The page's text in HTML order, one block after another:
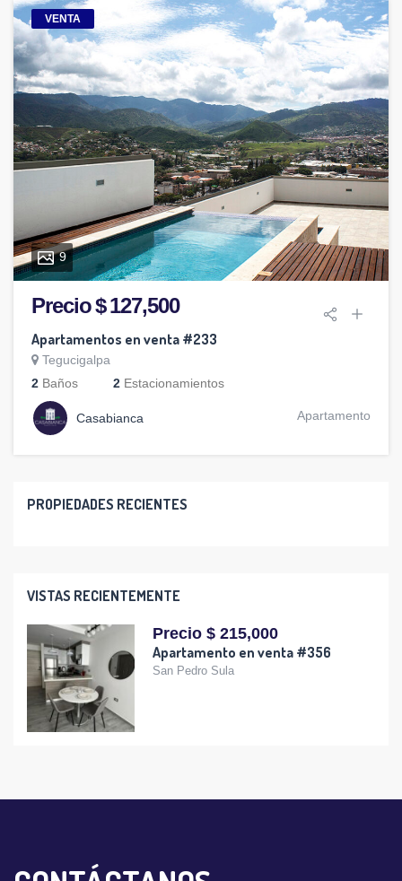
VENTA
9
Precio $ 127,500
Apartamentos en venta #233
Tegucigalpa
2 Baños 2 Estacionamientos
Casabianca Apartamento
PROPIEDADES RECIENTES
VISTAS RECIENTEMENTE
Precio $ 215,000
Apartamento en venta #356
San Pedro Sula